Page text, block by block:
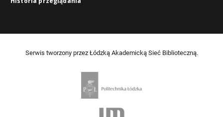
Serwis tworzony przez Łódzką Akademicką Sieć Biblioteczną.